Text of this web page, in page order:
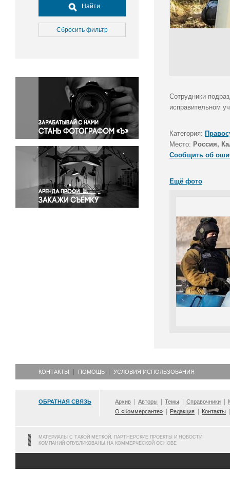
Досуг, туризм и отдых
Культура
Медицина
Окружающая среда
Политика
Правосудие
Происшествия и конфликты
Религия
Светская жизнь
Спорт
Экология
Экономика и бизнес
Найти
Сбросить фильтр
Сотрудники
исправительном
Категория:
Место: Россия,
Сообщить об
Ещё фото
КОНТАКТЫ ПОМОЩЬ УСЛОВИЯ ИСПОЛЬЗОВАНИЯ
ОБРАТНАЯ СВЯЗЬ Архив Авторы Темы Справочники
О «Коммерсанте»
Редакция Контакты
МАТЕРИАЛЫ С ТАКОЙ МЕТКОЙ, ПАРТНЕРСКИЕ ПРОЕКТЫ И НОВОСТИ
КОМПАНИЙ ОПУБЛИКОВАНЫ НА КОММЕРЧЕСКОЙ ОСНОВЕ